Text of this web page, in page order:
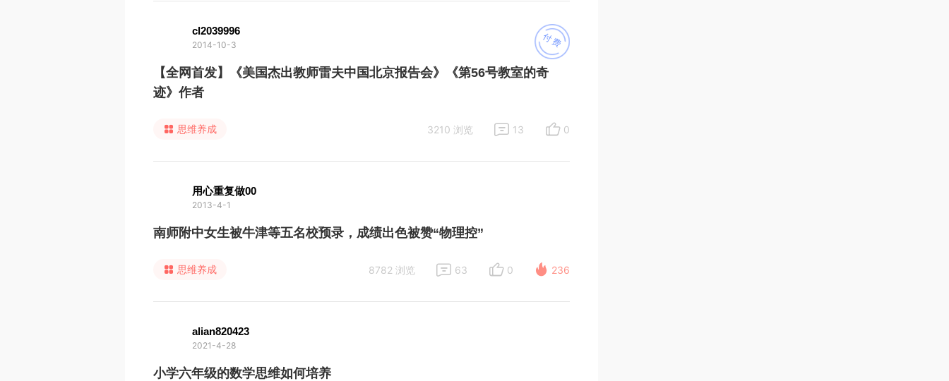
cl2039996
2014-10-3 付费
【全网首发】《美国杰出教师雷夫中国北京报告会》《第56号教室的奇
迹》作者
思维养成 3210 浏览 13 0
用心重复做00
2013-4-1
南师附中女生被牛津等五名校预录，成绩出色被赞“物理控”
思维养成 8782 浏览 63 0 236
alian820423
2021-4-28
小学六年级的数学思维如何培养